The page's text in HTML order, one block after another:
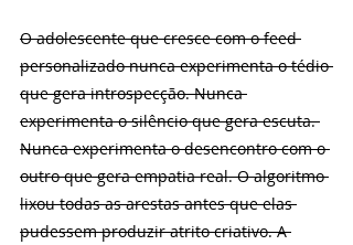
O adolescente que cresce com o feed
personalizado nunca experimenta o tédio
que gera introspecção. Nunca
experimenta o silêncio que gera escuta.
Nunca experimenta o desencontro com o
outro que gera empatia real. O algoritmo
lixou todas as arestas antes que elas
pudessem produzir atrito criativo. A